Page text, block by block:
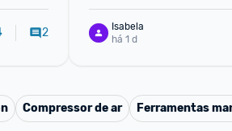
2
Isabela
há 1 d
Compressor de ar Ferramentas